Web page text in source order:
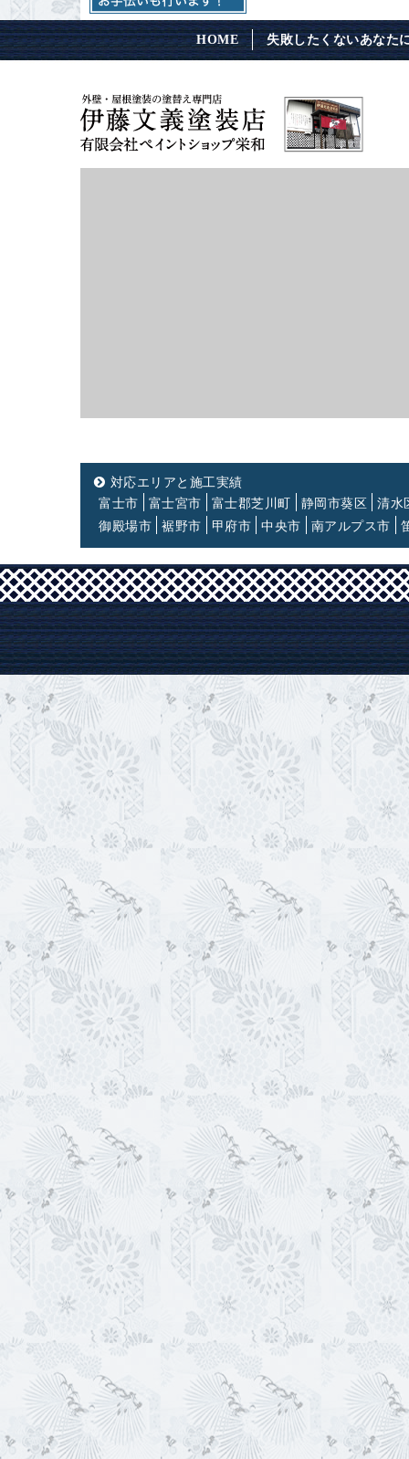
HOME 失敗したくないあなた
対応エリアと施工実績
富士市
富士宮市 富士郡芝川町 静岡市葵区
清水
御殿場市
裾野市 甲府市 中央市 南アルプス市